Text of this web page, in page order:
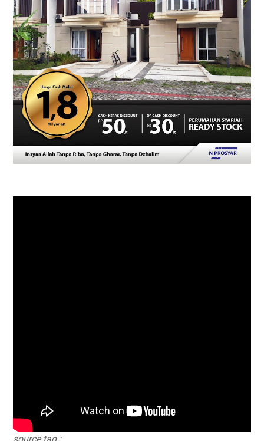
source tag :